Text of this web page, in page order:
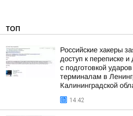
ТОП
Российские хакеры
доступ к переписке
с подготовкой
терминалам в
Калининградской
14:42